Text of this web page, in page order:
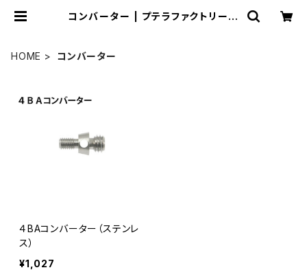
コンバーター | プテラファクトリー
HOME コンバーター
４BAコンバーター（ステンレ
ス）
¥1,027